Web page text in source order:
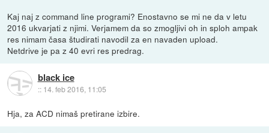
Kaj naj z command line programi? Enostavno se mi ne da v letu
2016 ukvarjati z njimi. Verjamem da so zmogljivi oh in sploh ampak
res nimam časa študirati navodil za en navaden upload.
Netdrive je pa z 40 evri res predrag.
black ice
:: 14. feb 2016, 11:05
Hja, za ACD nimaš pretirane izbire.